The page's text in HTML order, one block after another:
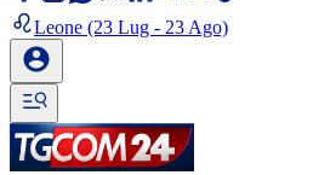
Leone (23 Lug - 23 Ago)